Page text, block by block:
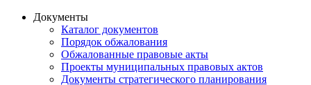
Документы
Каталог документов
Порядок обжалования
Обжалованные правовые акты
Проекты муниципальных правовых актов
Документы стратегического планирования